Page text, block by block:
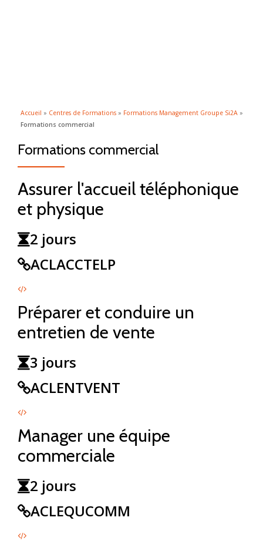
Accueil » Centres de Formations » Formations Management Groupe Si2A »
Formations commercial
Formations commercial
Assurer l'accueil téléphonique
et physique
2 jours
ACLACCTELP
Préparer et conduire un
entretien de vente
3 jours
ACLENTVENT
Manager une équipe
commerciale
2 jours
ACLEQUCOMM